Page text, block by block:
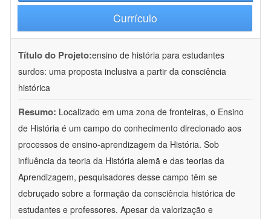
Currículo
Título do Projeto:ensino de história para estudantes
surdos: uma proposta inclusiva a partir da consciência
histórica
Resumo: Localizado em uma zona de fronteiras, o Ensino
de História é um campo do conhecimento direcionado aos
processos de ensino-aprendizagem da História. Sob
influência da teoria da História alemã e das teorias da
Aprendizagem, pesquisadores desse campo têm se
debruçado sobre a formação da consciência histórica de
estudantes e professores. Apesar da valorização e